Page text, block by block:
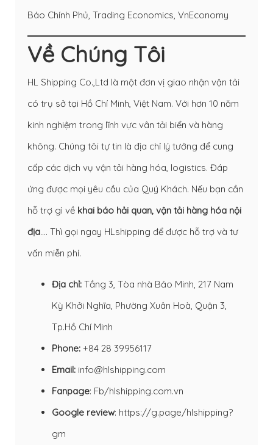
Báo Chính Phủ, Trading Economics, VnEconomy
Về Chúng Tôi
HL Shipping Co.,Ltd là một đơn vị giao nhận vận tải
có trụ sở tại Hồ Chí Minh, Việt Nam. Với hơn 10 năm
kinh nghiệm trong lĩnh vực vân tải biển và hàng
không. Chúng tôi tự tin là địa chỉ lý tưởng để cung
cấp các dịch vụ vận tải hàng hóa, logistics. Đáp
ứng được mọi yêu cầu của Quý Khách. Nếu bạn cần
hỗ trợ gì về khai báo hải quan, vận tải hàng hóa nội
địa…. Thì gọi ngay HLshipping để được hỗ trợ và tư
vấn miễn phí.
Địa chỉ: Tầng 3, Tòa nhà Bảo Minh, 217 Nam
Kỳ Khởi Nghĩa, Phường Xuân Hoà, Quận 3,
Tp.Hồ Chí Minh
Phone: +84 28 39956117
Email: info@hlshipping.com
Fanpage: Fb/hlshipping.com.vn
Google review: https://g.page/hlshipping?
gm